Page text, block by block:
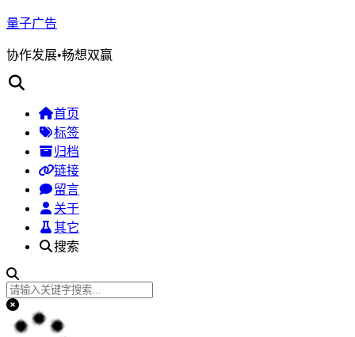
量子广告
协作发展•畅想双赢
首页
标签
归档
链接
留言
关于
其它
搜索